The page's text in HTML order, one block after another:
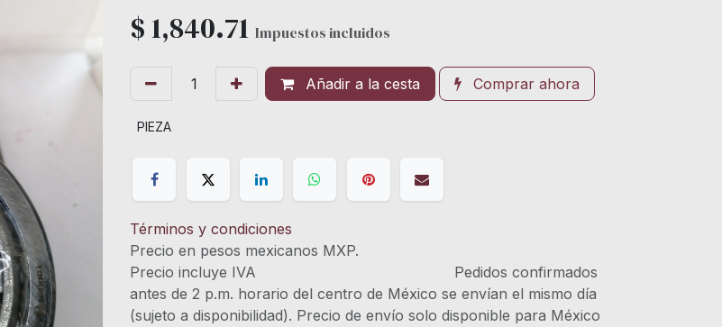
$1,840.71 Impuestos incluidos
Añadir a la cesta Comprar ahora
PIEZA
Términos y condiciones
Precio en pesos mexicanos MXP.
Precio incluye IVA Pedidos confirmados
antes de 2 p.m. horario del centro de México se envían el mismo día
(sujeto a disponibilidad). Precio de envío solo disponible para México